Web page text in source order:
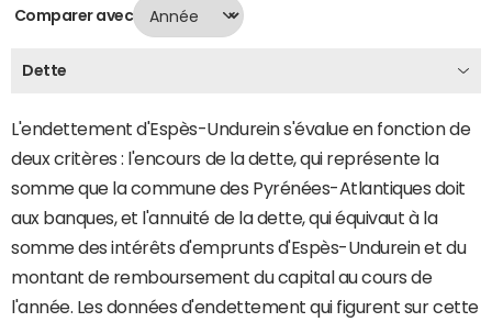
Comparer avec
Dette
L'endettement d'Espès-Undurein s'évalue en fonction de
deux critères : l'encours de la dette, qui représente la
somme que la commune des Pyrénées-Atlantiques doit
aux banques, et l'annuité de la dette, qui équivaut à la
somme des intérêts d'emprunts d'Espès-Undurein et du
montant de remboursement du capital au cours de
l'année. Les données d'endettement qui figurent sur cette